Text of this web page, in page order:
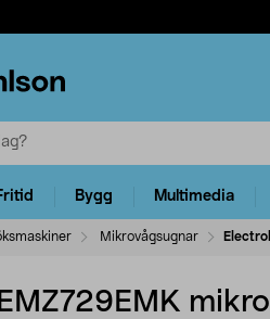
Bygg Multimedia
Mikrovågsugnar